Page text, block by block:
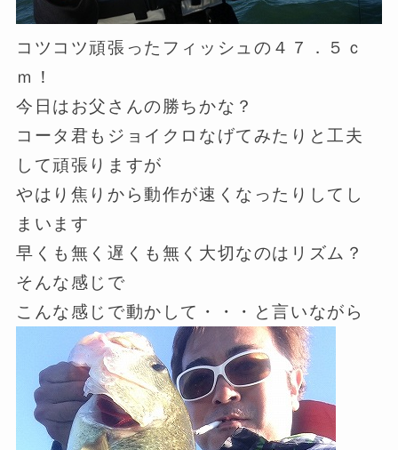
コツコツ頑張ったフィッシュの４７．５ｃ
ｍ！
今日はお父さんの勝ちかな？
コータ君もジョイクロなげてみたりと工夫
して頑張りますが
やはり焦りから動作が速くなったりしてし
まいます
早くも無く遅くも無く大切なのはリズム？
そんな感じで
こんな感じで動かして・・・と言いながら